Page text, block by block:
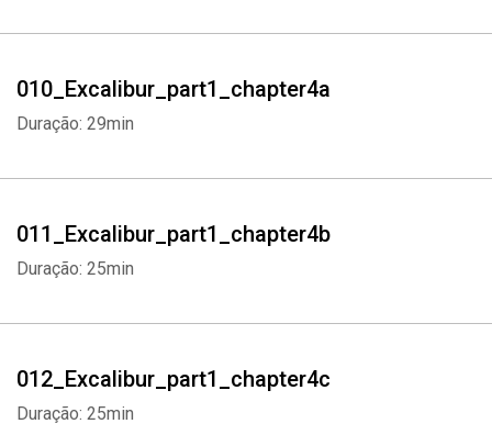
010_Excalibur_part1_chapter4a
Duração: 29min
011_Excalibur_part1_chapter4b
Duração: 25min
012_Excalibur_part1_chapter4c
Duração: 25min